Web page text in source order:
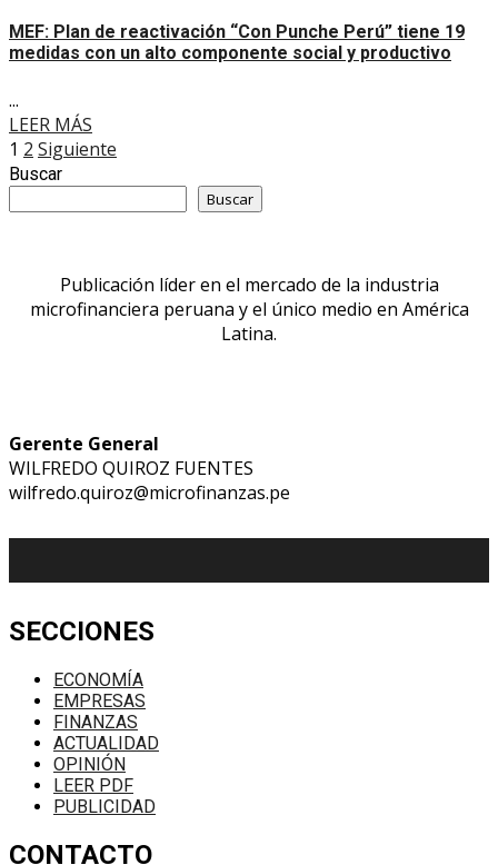
MEF: Plan de reactivación “Con Punche Perú” tiene 19
medidas con un alto componente social y productivo
...
LEER MÁS
Paginación
de
entradas
1 2 Siguiente
Buscar
Buscar
Publicación líder en el mercado de la industria
microfinanciera peruana y el único medio en América
Latina.
Gerente General
WILFREDO QUIROZ FUENTES
wilfredo.quiroz@microfinanzas.pe
SECCIONES
ECONOMÍA
EMPRESAS
FINANZAS
ACTUALIDAD
OPINIÓN
LEER PDF
PUBLICIDAD
CONTACTO